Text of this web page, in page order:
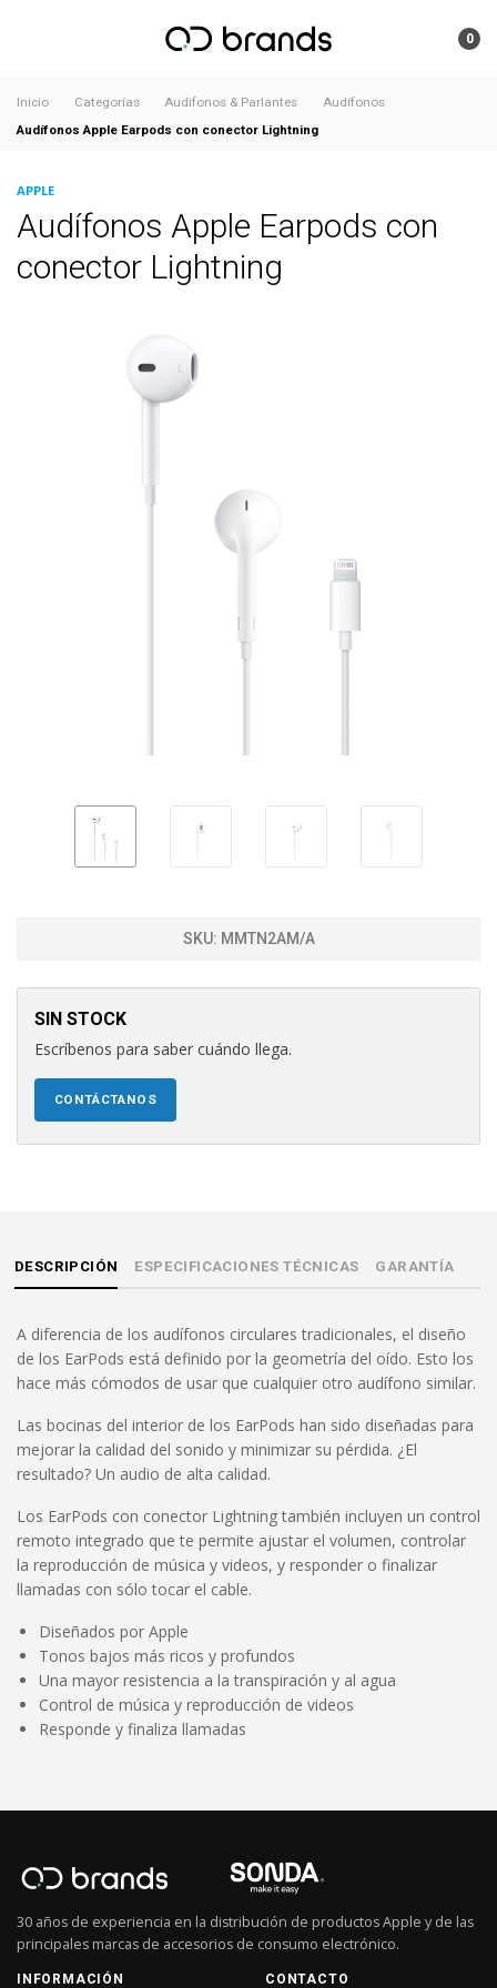
0
Inicio Categorías Audifonos & Parlantes
Audífonos
Audífonos Apple Earpods con conector Lightning
APPLE
Audífonos Apple Earpods con
conector Lightning
SKU: MMTN2AM/A
SIN STOCK
Escríbenos para saber cuándo llega.
CONTÁCTANOS
DESCRIPCIÓN ESPECIFICACIONES TÉCNICAS GARANTÍA
A diferencia de los audífonos circulares tradicionales, el diseño
de los EarPods está definido por la geometría del oído. Esto los
hace más cómodos de usar que cualquier otro audífono similar.
Las bocinas del interior de los EarPods han sido diseñadas para
mejorar la calidad del sonido y minimizar su pérdida. ¿El
resultado? Un audio de alta calidad.
Los EarPods con conector Lightning también incluyen un control
remoto integrado que te permite ajustar el volumen, controlar
la reproducción de música y videos, y responder o finalizar
llamadas con sólo tocar el cable.
Diseñados por Apple
Tonos bajos más ricos y profundos
Una mayor resistencia a la transpiración y al agua
Control de música y reproducción de videos
Responde y finaliza llamadas
30 años de experiencia en la distribución de productos Apple y de las
principales marcas de accesorios de consumo electrónico.
INFORMACIÓN CONTACTO